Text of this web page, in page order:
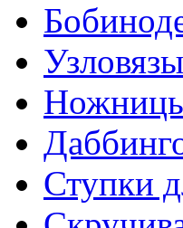
Узловязы
Ступки